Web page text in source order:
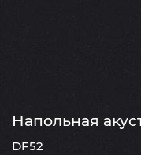
Напольная
DF52